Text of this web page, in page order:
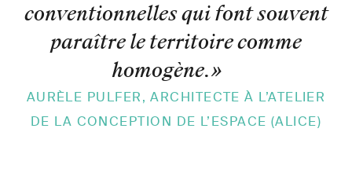
conventionnelles qui font souvent
paraître le territoire comme
homogène.»
AURÈLE PULFER, ARCHITECTE À L’ATELIER
DE LA CONCEPTION DE L’ESPACE (ALICE)